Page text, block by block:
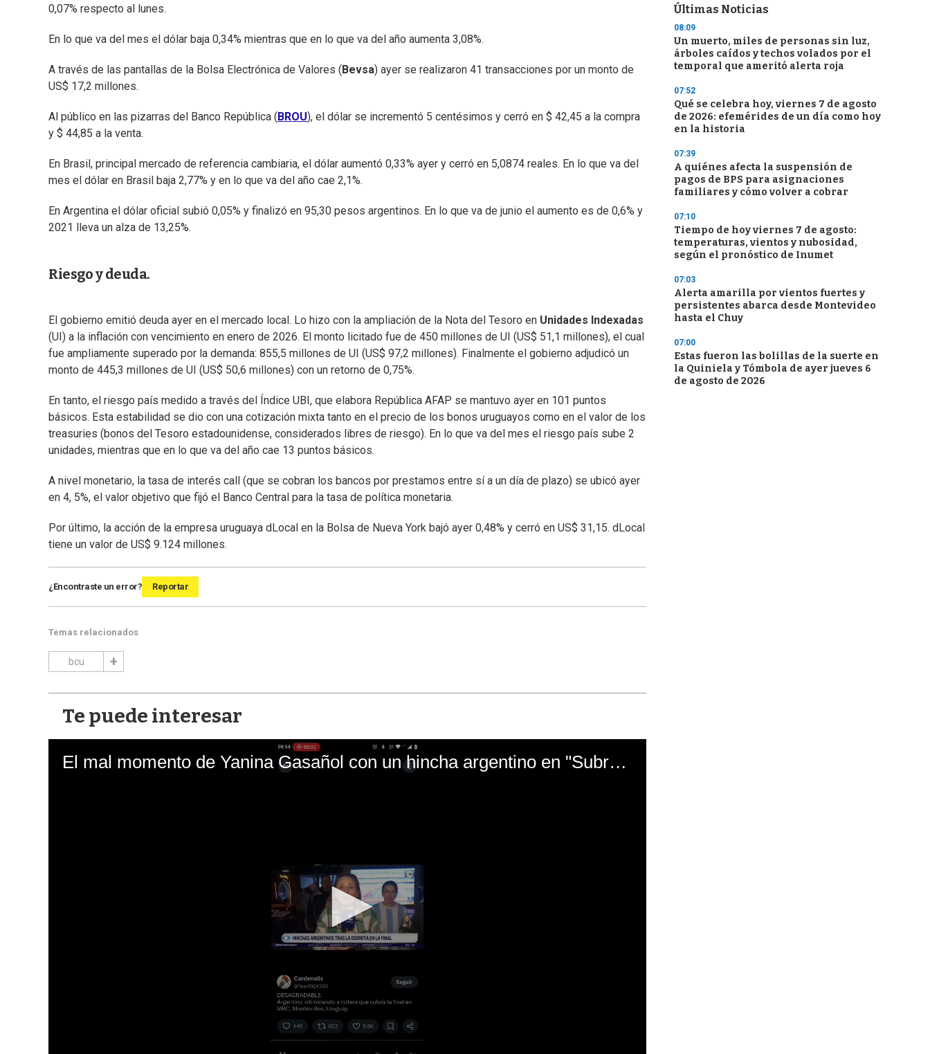
0,07% respecto al lunes.
En lo que va del mes el dólar baja 0,34% mientras que en lo que va del año aumenta 3,08%.
A través de las pantallas de la Bolsa Electrónica de Valores ( Bevsa) ayer se realizaron 41 transacciones por un monto de
US$ 17,2 millones.
Al público en las pizarras del Banco República ( BROU), el dólar se incrementó 5 centésimos y cerró en $ 42,45 a la compra
y $ 44,85 a la venta.
En Brasil, principal mercado de referencia cambiaria, el dólar aumentó 0,33% ayer y cerró en 5,0874 reales. En lo que va del
mes el dólar en Brasil baja 2,77% y en lo que va del año cae 2,1%.
En Argentina el dólar oficial subió 0,05% y finalizó en 95,30 pesos argentinos. En lo que va de junio el aumento es de 0,6% y
2021 lleva un alza de 13,25%.
Riesgo y deuda.
El gobierno emitió deuda ayer en el mercado local. Lo hizo con la ampliación de la Nota del Tesoro en Unidades Indexadas
(UI) a la inflación con vencimiento en enero de 2026. El monto licitado fue de 450 millones de UI (US$ 51,1 millones), el cual
fue ampliamente superado por la demanda: 855,5 millones de UI (US$ 97,2 millones). Finalmente el gobierno adjudicó un
monto de 445,3 millones de UI (US$ 50,6 millones) con un retorno de 0,75%.
En tanto, el riesgo país medido a través del Índice UBI, que elabora República AFAP se mantuvo ayer en 101 puntos
básicos. Esta estabilidad se dio con una cotización mixta tanto en el precio de los bonos uruguayos como en el valor de los
treasuries (bonos del Tesoro estadounidense, considerados libres de riesgo). En lo que va del mes el riesgo país sube 2
unidades, mientras que en lo que va del año cae 13 puntos básicos.
A nivel monetario, la tasa de interés call (que se cobran los bancos por prestamos entre sí a un día de plazo) se ubicó ayer
en 4, 5%, el valor objetivo que fijó el Banco Central para la tasa de política monetaria.
Por último, la acción de la empresa uruguaya dLocal en la Bolsa de Nueva York bajó ayer 0,48% y cerró en US$ 31,15. dLocal
tiene un valor de US$ 9.124 millones.
¿Encontraste un error? Reportar
Temas relacionados
bcu
Te puede interesar
El mal momento de Yanina Gasañol con un hincha argentino en "Subrayado"
Últimas Noticias
08:09
Un muerto, miles de personas sin luz,
árboles caídos y techos volados por el
temporal que ameritó alerta roja
07:52
Qué se celebra hoy, viernes 7 de agosto
de 2026: efemérides de un día como hoy
en la historia
07:39
A quiénes afecta la suspensión de
pagos de BPS para asignaciones
familiares y cómo volver a cobrar
07:10
Tiempo de hoy viernes 7 de agosto:
temperaturas, vientos y nubosidad,
según el pronóstico de Inumet
07:03
Alerta amarilla por vientos fuertes y
persistentes abarca desde Montevideo
hasta el Chuy
07:00
Estas fueron las bolillas de la suerte en
la Quiniela y Tómbola de ayer jueves 6
de agosto de 2026